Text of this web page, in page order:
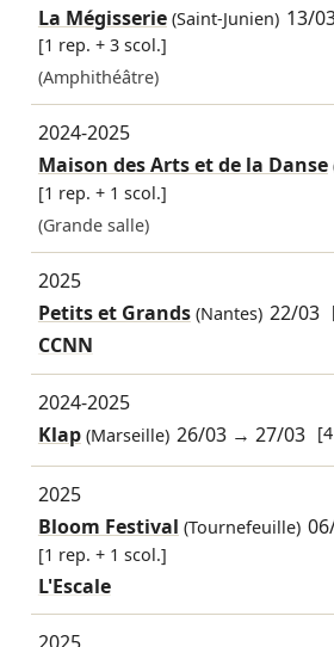
La Mégisserie(Saint-Junien) 13/
[1 rep. + 3 scol.]
(Amphithéâtre)
2024-2025
Maison des Arts et de la Danse
[1 rep. + 1 scol.]
(Grande salle)
2025
Petits et Grands(Nantes) 22/03
CCNN
2024-2025
Klap(Marseille) 26/03 →27/03
2025
Bloom Festival (Tournefeuille)
[1 rep. + 1 scol.]
L'Escale